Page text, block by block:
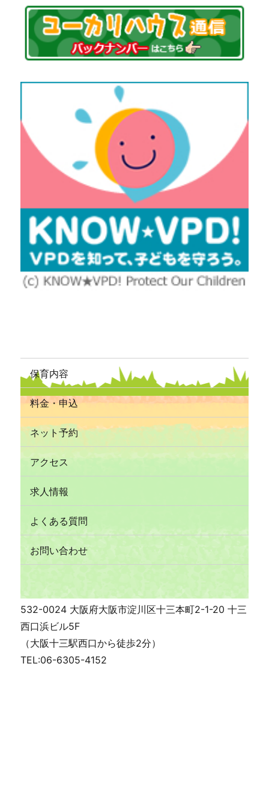
保育内容
料金・申込
ネット予約
アクセス
求人情報
よくある質問
お問い合わせ
532-0024 大阪府大阪市淀川区十三本町2-1-20 十三
西口浜ビル5F
（大阪十三駅西口から徒歩2分）
TEL:06-6305-4152